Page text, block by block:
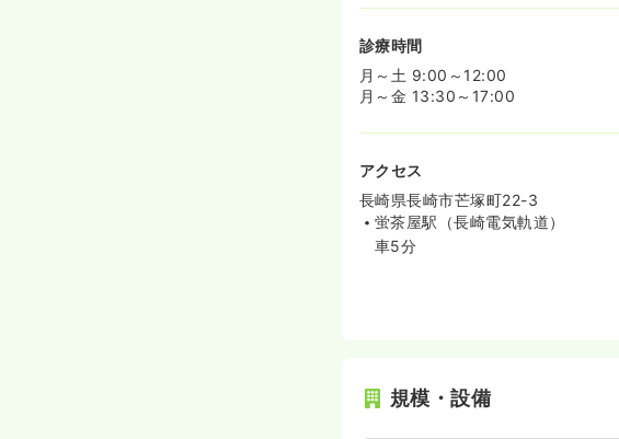
診療時間
月～土 9:00～12:00
月～金 13:30～17:00
アクセス
長崎県長崎市芒塚町22-3
蛍茶屋駅（長崎電気軌道）
車5分
規模・設備